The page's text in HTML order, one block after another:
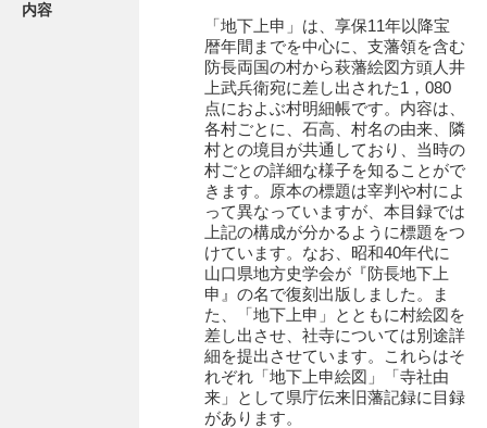
地下上申絵図
風土注進案
山口小郡宰判記録
内容
「地下上申」は、享保11年以降宝
暦年間までを中心に、支藩領を含む
防長両国の村から萩藩絵図方頭人井
上武兵衛宛に差し出された1，080
点におよぶ村明細帳です。内容は、
各村ごとに、石高、村名の由来、隣
村との境目が共通しており、当時の
村ごとの詳細な様子を知ることがで
きます。原本の標題は宰判や村によ
って異なっていますが、本目録では
上記の構成が分かるように標題をつ
けています。なお、昭和40年代に
山口県地方史学会が『防長地下上
申』の名で復刻出版しました。ま
た、「地下上申」とともに村絵図を
差し出させ、社寺については別途詳
細を提出させています。これらはそ
れぞれ「地下上申絵図」「寺社由
来」として県庁伝来旧藩記録に目録
があります。